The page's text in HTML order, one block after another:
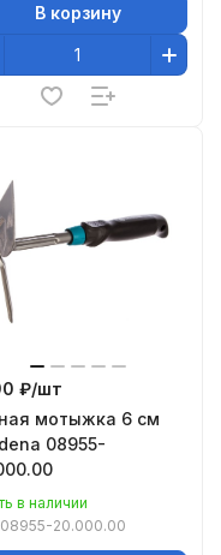
В корзину
₽/шт
мотыжка 6 см
08955-
в наличии
08955-20.000.00